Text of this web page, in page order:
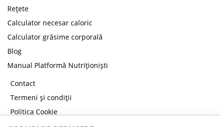
Rețete
Calculator necesar caloric
Calculator grăsime corporală
Blog
Manual Platformă Nutriționiști
Contact
Termeni și condiții
Politica Cookie